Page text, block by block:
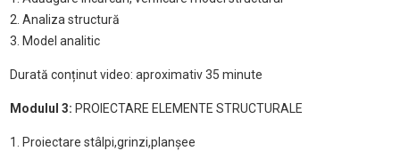
2. Analiza structură
3. Model analitic
Durată conținut video: aproximativ 35 minute
Modulul 3: PROIECTARE ELEMENTE STRUCTURALE
1. Proiectare stâlpi,grinzi,planșee